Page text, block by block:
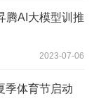
腾AI大模型训推
2023-07-06
季体育节启动